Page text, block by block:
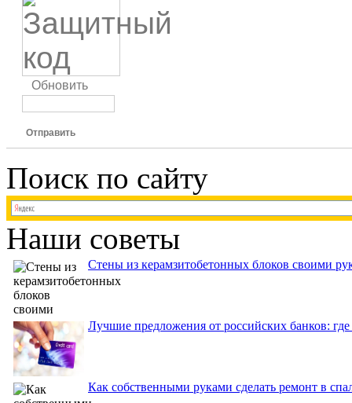
Обновить
Отправить
Поиск по сайту
Наши советы
Стены из керамзитобетонных блоков своими
Лучшие предложения от российских банков:
Как собственными руками сделать ремонт в